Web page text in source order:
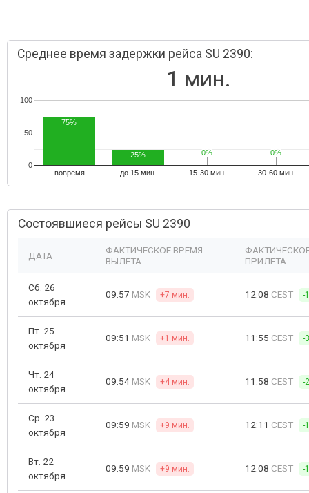
Среднее время задержки рейса SU 2390:
1 мин.
вовремя до 15 мин. 15-30 мин. 30-60 мин.
0
50
100
75%
25% 0%
0% 0%
0%
Состоявшиеся рейсы SU 2390
ДАТА
ФАКТИЧЕСКОЕ ВРЕМЯ
ВЫЛЕТА
ПРИЛЕТА
Сб. 26
октября
09:57 MSK +7 мин. 12:08 CEST -
Пт. 25
октября
09:51 MSK +1 мин. 11:55 CEST -
Чт. 24
октября
09:54 MSK +4 мин. 11:58 CEST -
Ср. 23
октября
09:59 MSK +9 мин. 12:11 CEST -
Вт. 22
октября
09:59 MSK +9 мин. 12:08 CEST -